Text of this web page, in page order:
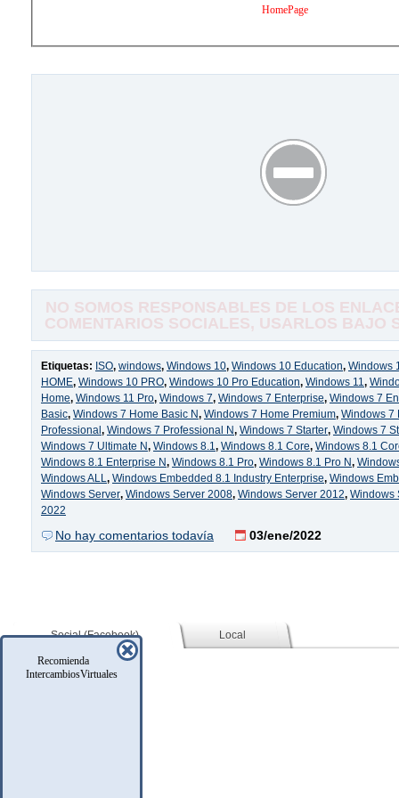
Recomienda
IntercambiosVirtuales
HomePage
NO SOMOS RESPONSABLES DE LOS
COMENTARIOS SOCIALES, USARLOS BAJO
Etiquetas: ISO, windows, Windows 10, Windows 10 Education, Windows
HOME, Windows 10 PRO, Windows 10 Pro Education, Windows 11 ,
Home, Windows 11 Pro, Windows 7, Windows 7 Enterprise, Windows 7
Basic, Windows 7 Home Basic N, Windows 7 Home Premium, Windows 7
Professional, Windows 7 Professional N, Windows 7 Starter, Windows 7
Windows 7 Ultimate N, Windows 8.1 , Windows 8.1 Core, Windows 8.1
Windows 8.1 Enterprise N, Windows 8.1 Pro, Windows 8.1 Pro N,
Windows ALL , Windows Embedded 8.1 Industry Enterprise, Windows
Windows Server, Windows Server 2008, Windows Server 2012, Windows
2022
No hay comentarios todavía 03/ene/2022
Social (Facebook) Local